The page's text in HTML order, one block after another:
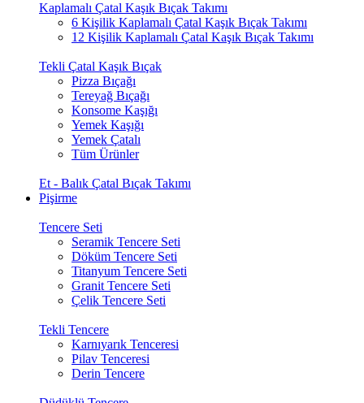
Kaplamalı Çatal Kaşık Bıçak Takımı
6 Kişilik Kaplamalı Çatal Kaşık Bıçak Takımı
12 Kişilik Kaplamalı Çatal Kaşık Bıçak Takımı
Tekli Çatal Kaşık Bıçak
Pizza Bıçağı
Tereyağ Bıçağı
Konsome Kaşığı
Yemek Kaşığı
Yemek Çatalı
Tüm Ürünler
Et - Balık Çatal Bıçak Takımı
Pişirme
Tencere Seti
Seramik Tencere Seti
Döküm Tencere Seti
Titanyum Tencere Seti
Granit Tencere Seti
Çelik Tencere Seti
Tekli Tencere
Karnıyarık Tenceresi
Pilav Tenceresi
Derin Tencere